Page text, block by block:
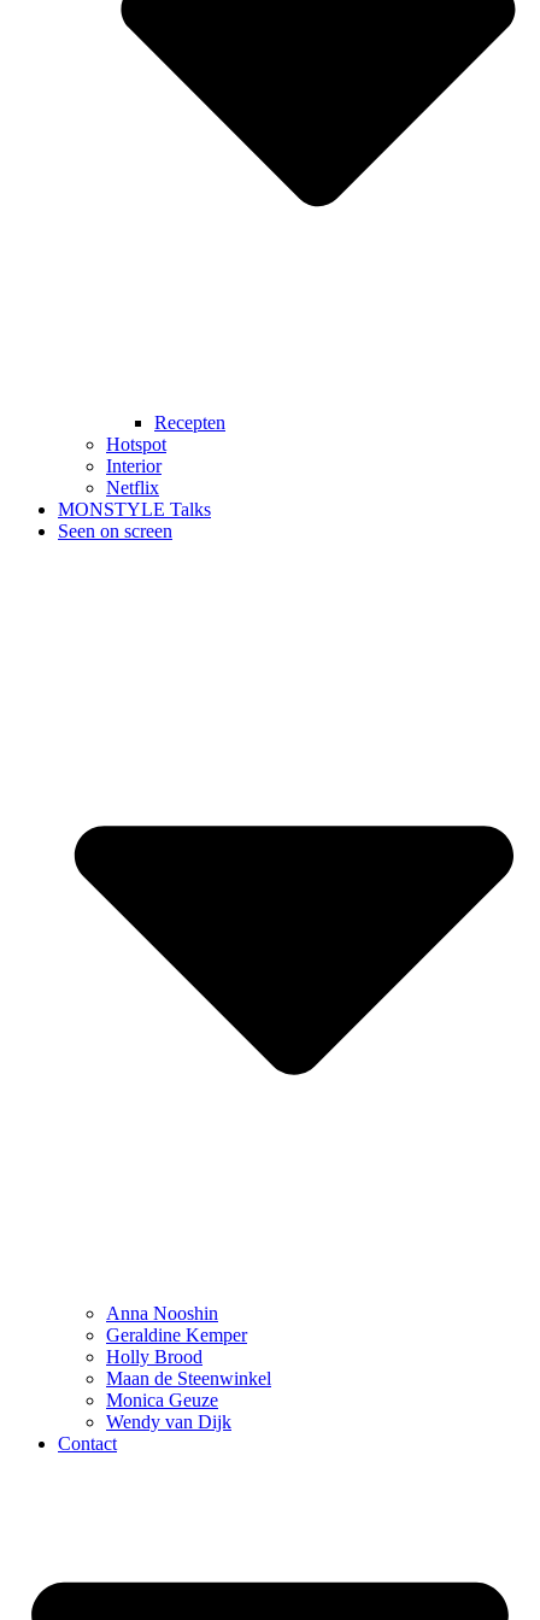
Recepten
Hotspot
Interior
Netflix
MONSTYLE Talks
Seen on screen
Anna Nooshin
Geraldine Kemper
Holly Brood
Maan de Steenwinkel
Monica Geuze
Wendy van Dijk
Contact